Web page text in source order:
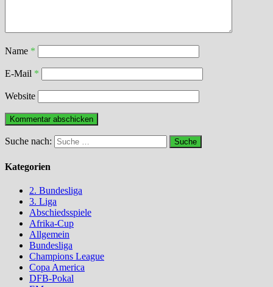
Name *
E-Mail *
Website
Suche nach:
Kategorien
2. Bundesliga
3. Liga
Abschiedsspiele
Afrika-Cup
Allgemein
Bundesliga
Champions League
Copa America
DFB-Pokal